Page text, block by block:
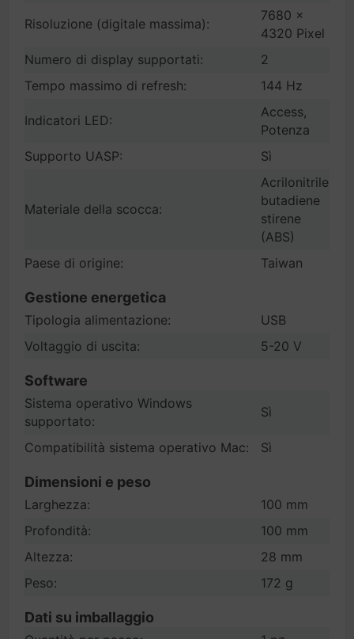
Risoluzione (digitale massima):
7680 x
4320 Pixel
Numero di display supportati:
2
Tempo massimo di refresh:
144 Hz
Indicatori LED:
Access,
Potenza
Supporto UASP:
Sì
Materiale della scocca:
Acrilonitrile
butadiene
stirene
(ABS)
Paese di origine:
Taiwan
Gestione energetica
Tipologia alimentazione:
USB
Voltaggio di uscita:
5-20 V
Software
Sistema operativo Windows
supportato:
Sì
Compatibilità sistema operativo Mac: Sì
Dimensioni e peso
Larghezza:
100 mm
Profondità:
100 mm
Altezza:
28 mm
Peso:
172 g
Dati su imballaggio